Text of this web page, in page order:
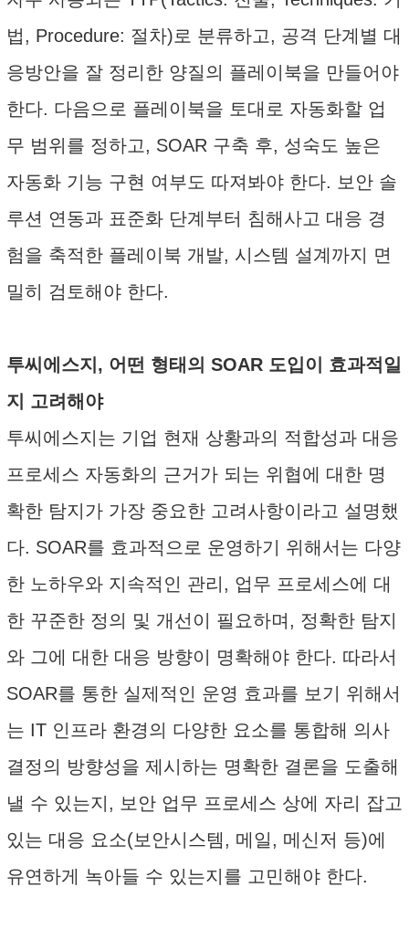
법, Procedure: 절차)로 분류하고, 공격 단계별 대
응방안을 잘 정리한 양질의 플레이북을 만들어야
한다. 다음으로 플레이북을 토대로 자동화할 업
무 범위를 정하고, SOAR 구축 후, 성숙도 높은
자동화 기능 구현 여부도 따져봐야 한다. 보안 솔
루션 연동과 표준화 단계부터 침해사고 대응 경
험을 축적한 플레이북 개발, 시스템 설계까지 면
밀히 검토해야 한다.
투씨에스지, 어떤 형태의 SOAR 도입이 효과적일
지 고려해야
투씨에스지는 기업 현재 상황과의 적합성과 대응
프로세스 자동화의 근거가 되는 위협에 대한 명
확한 탐지가 가장 중요한 고려사항이라고 설명했
다. SOAR를 효과적으로 운영하기 위해서는 다양
한 노하우와 지속적인 관리, 업무 프로세스에 대
한 꾸준한 정의 및 개선이 필요하며, 정확한 탐지
와 그에 대한 대응 방향이 명확해야 한다. 따라서
SOAR를 통한 실제적인 운영 효과를 보기 위해서
는 IT 인프라 환경의 다양한 요소를 통합해 의사
결정의 방향성을 제시하는 명확한 결론을 도출해
낼 수 있는지, 보안 업무 프로세스 상에 자리 잡고
있는 대응 요소(보안시스템, 메일, 메신저 등)에
유연하게 녹아들 수 있는지를 고민해야 한다.